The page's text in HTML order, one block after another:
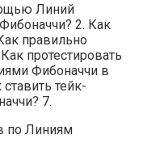
Линий
2. Как
правильно
протестировать
Фибоначчи в
тейк-
7.
по Линиям